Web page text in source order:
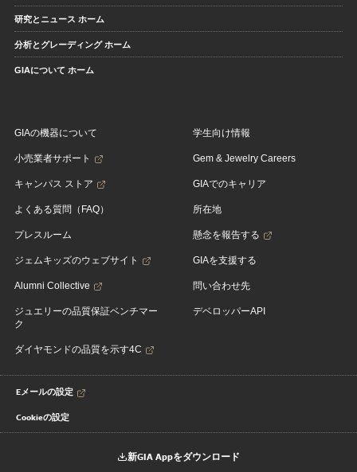
研究とニュース ホーム
分析とグレーディング ホーム
GIAについて ホーム
GIAの機器について
小売業者サポート
キャンパス ストア
よくある質問（FAQ）
プレスルーム
ジェムキッズのウェブサイト
Alumni Collective
ジュエリーの品質保証ベンチマー
ク
ダイヤモンドの品質を示す4C
学生向け情報
Gem & Jewelry Careers
GIAでのキャリア
所在地
懸念を報告する
GIAを支援する
問い合わせ先
デベロッパーAPI
Eメールの設定
Cookieの設定
新GIA Appをダウンロード